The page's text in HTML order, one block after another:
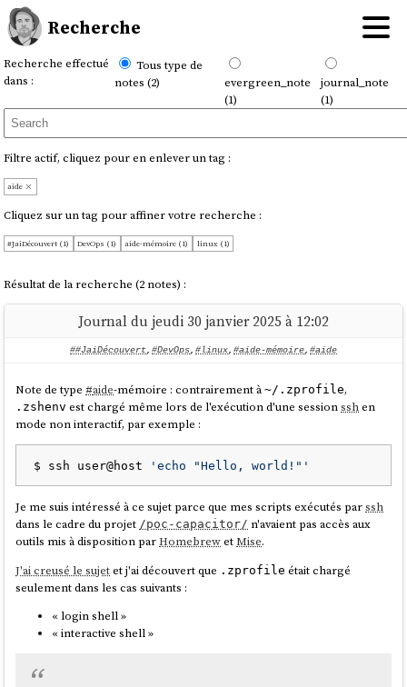
Recherche
Recherche effectué
dans :
Tous type de
notes (2)
evergreen_note
(1)
journal_note
(1)
Filtre actif, cliquez pour en enlever un tag :
aide
Cliquez sur un tag pour affiner votre recherche :
#JaiDécouvert (1) DevOps (1) aide-mémoire (1) linux (1)
Résultat de la recherche (2 notes) :
Journal du jeudi 30 janvier 2025 à 12:02
##JaiDécouvert, #DevOps, #linux, #aide-mémoire, #aide
Note de type #aide-mémoire : contrairement à~/.zprofile,
.zshenv est chargé même lors de l'exécution d'une sessionsshen
mode non interactif, par exemple :
$ ssh user@host 'echo "Hello, world!"'
Je me suis intéressé à ce sujet parce que mes scripts exécutés parssh
dans le cadre du projet /poc-capacitor/ n'avaient pas accès aux
outils mis à disposition parHomebrewetMise.
J'ai creusé le sujetet j'ai découvert que .zprofile était chargé
seulement dans les cas suivants :
« login shell »
« interactive shell »